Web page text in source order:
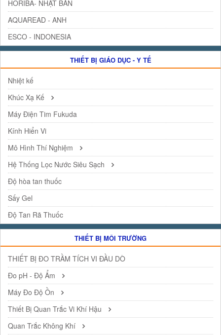
HORIBA- NHẬT BẢN
AQUAREAD - ANH
ESCO - INDONESIA
THIẾT BỊ GIÁO DỤC - Y TẾ
Nhiệt kế
Khúc Xạ Kế
Máy Điện Tim Fukuda
Kính Hiển Vi
Mô Hình Thí Nghiệm
Hệ Thống Lọc Nước Siêu Sạch
Độ hòa tan thuốc
Sấy Gel
Độ Tan Rã Thuốc
THIẾT BỊ MÔI TRƯỜNG
THIẾT BỊ ĐO TRẦM TÍCH VI ĐẦU DÒ
Đo pH - Độ Ẩm
Máy Đo Độ Ồn
Thiết Bị Quan Trắc Vi Khí Hậu
Quan Trắc Không Khí